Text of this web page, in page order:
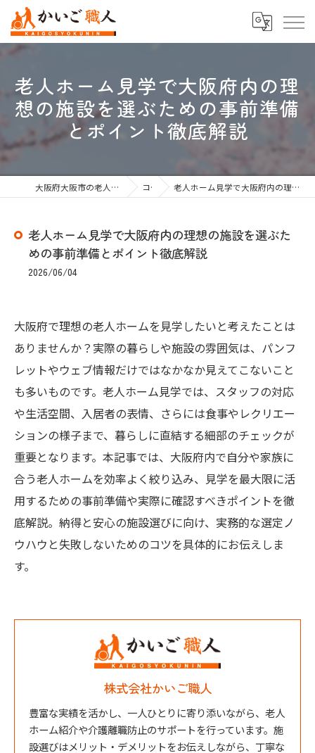
老人ホーム見学で大阪府内の理
想の施設を選ぶための事前準備
とポイント徹底解説
大阪府大阪市の老人ホーム紹介なら株式会社かいご職人 コラム 老人ホーム見学で大阪府内の理想の施設を選ぶための事前準備とポイント徹底解説
老人ホーム見学で大阪府内の理想の施設を選ぶた
めの事前準備とポイント徹底解説
2026/06/04
大阪府で理想の老人ホームを見学したいと考えたことは
ありませんか？実際の暮らしや施設の雰囲気は、パンフ
レットやウェブ情報だけではなかなか見えてこないこと
も多いものです。老人ホーム見学では、スタッフの対応
や生活空間、入居者の表情、さらには食事やレクリエー
ションの様子まで、暮らしに直結する細部のチェックが
重要となります。本記事では、大阪府内で自分や家族に
合う老人ホームを効率よく絞り込み、見学を最大限に活
用するための事前準備や実際に確認すべきポイントを徹
底解説。納得と安心の施設選びに向け、実務的な選定ノ
ウハウと失敗しないためのコツを具体的にお伝えしま
す。
株式会社かいご職人
豊富な実績を活かし、一人ひとりに寄り添いながら、老人
ホーム紹介や介護離職防止のサポートを行っています。施
設選びはメリット・デメリットをお伝えしながら、丁寧な